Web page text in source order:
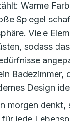
Warme
Spiegel
Viele
sodass
Badezimmer,
Design
morgen denkt,
jede